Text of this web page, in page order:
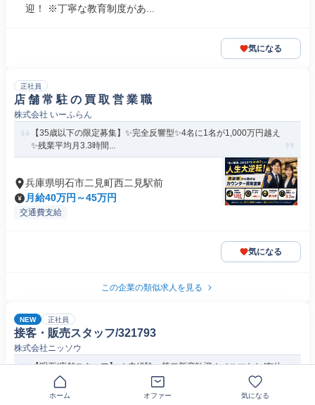
迎！ ※丁寧な教育制度があ...
気になる
正社員
店 舗 常 駐 の 買 取 営 業 職
株式会社 いーふらん
【35歳以下の限定募集】✨完全反響型✨4名に1名が1,000万円越え
✨残業平均月3.3時間...
兵庫県明石市二見町西二見駅前
月給40万円～45万円
交通費支給
気になる
この企業の類似求人を見る
NEW 正社員
接客・販売スタッフ/321793
株式会社ニッソウ
【明石/店舗スタッフ】 ★未経験・第二新卒歓迎★ノルマなし/有休
取得ほぼ100%
兵庫県明石市
ホーム オファー 気になる